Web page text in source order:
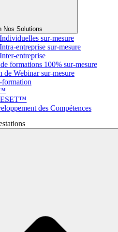
Nos Solutions
sur-mesure
entreprise sur-mesure
entreprise
formations 100% sur-mesure
de Webinar sur-mesure
formation
des Compétences